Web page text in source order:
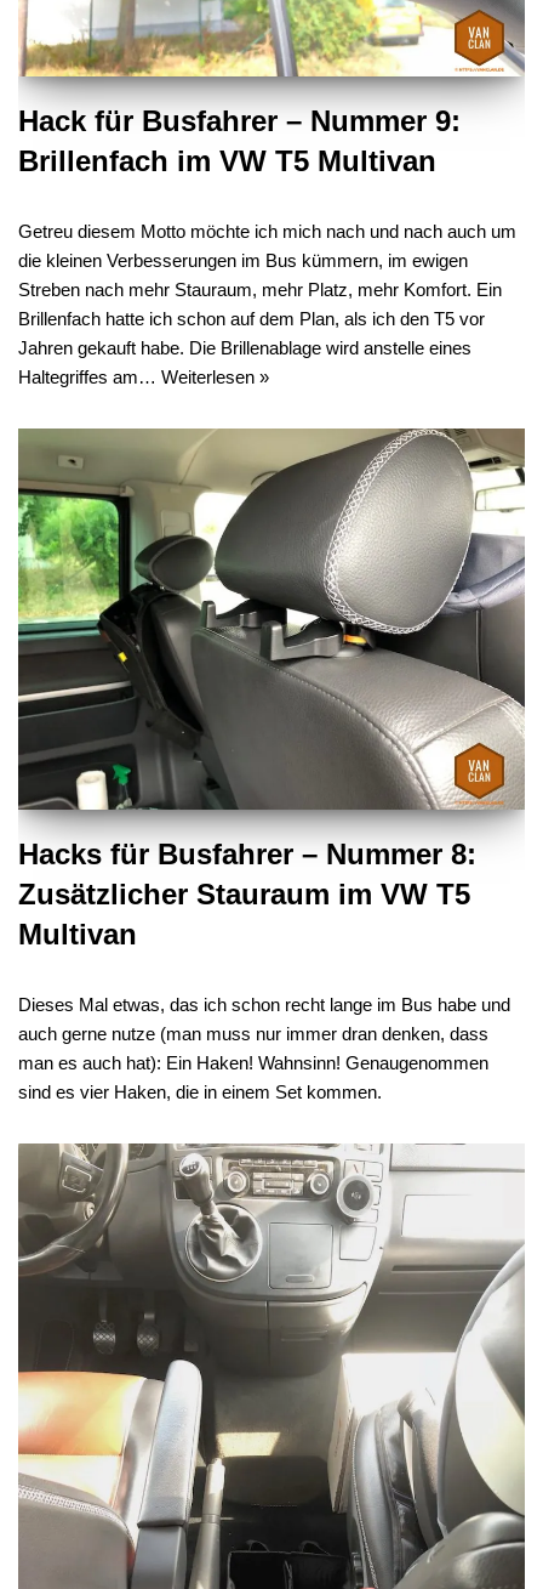
Hack für Busfahrer – Nummer 9:
Brillenfach im VW T5 Multivan
Getreu diesem Motto möchte ich mich nach und nach auch um
die kleinen Verbesserungen im Bus kümmern, im ewigen
Streben nach mehr Stauraum, mehr Platz, mehr Komfort. Ein
Brillenfach hatte ich schon auf dem Plan, als ich den T5 vor
Jahren gekauft habe. Die Brillenablage wird anstelle eines
Haltegriffes am… Weiterlesen »
Hacks für Busfahrer – Nummer 8:
Zusätzlicher Stauraum im VW T5
Multivan
Dieses Mal etwas, das ich schon recht lange im Bus habe und
auch gerne nutze (man muss nur immer dran denken, dass
man es auch hat): Ein Haken! Wahnsinn! Genaugenommen
sind es vier Haken, die in einem Set kommen.